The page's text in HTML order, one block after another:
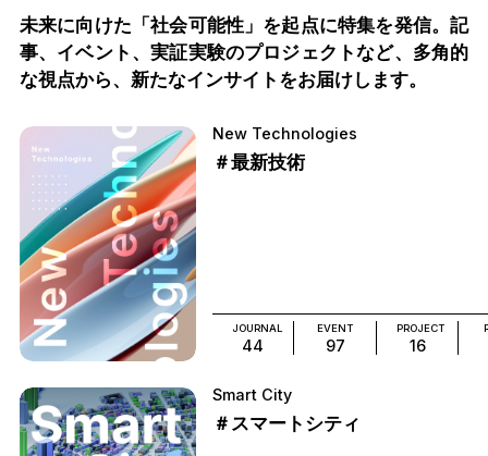
未来に向けた「社会可能性」を起点に特集を発信。記
事、イベント、実証実験のプロジェクトなど、多角的
な視点から、新たなインサイトをお届けします。
New Technologies
＃最新技術
JOURNAL
44
EVENT
97
PROJECT
16
Smart City
＃スマートシティ